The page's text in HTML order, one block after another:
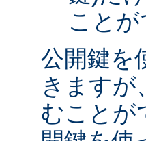
ことが
公開鍵を
きますが
むことが